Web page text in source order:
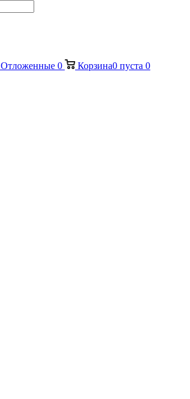
Отложенные 0 Корзина0 пуста 0